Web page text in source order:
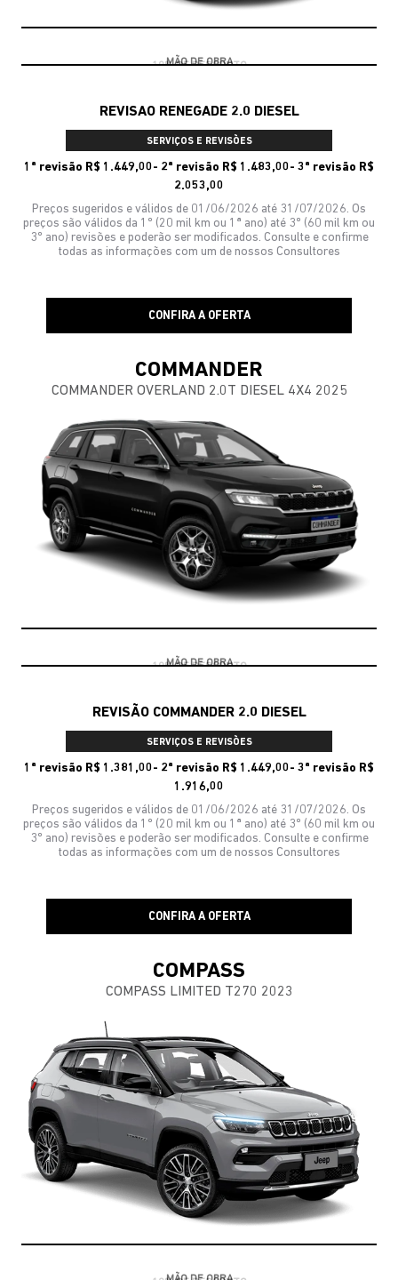
REVISAO RENEGADE 2.0 DIESEL
SERVIÇOS E REVISÕES
1ª revisão R$ 1.449,00- 2ª revisão R$ 1.483,00- 3ª revisão R$
2.053,00
Preços sugeridos e válidos de 01/06/2026 até 31/07/2026. Os
preços são válidos da 1º (20 mil km ou 1ª ano) até 3º (60 mil km ou
3º ano) revisões e poderão ser modificados. Consulte e confirme
todas as informações com um de nossos Consultores
CONFIRA A OFERTA
COMMANDER
COMMANDER OVERLAND 2.0T DIESEL 4X4 2025
REVISÃO COMMANDER 2.0 DIESEL
SERVIÇOS E REVISÕES
1ª revisão R$ 1.381,00- 2ª revisão R$ 1.449,00- 3ª revisão R$
1.916,00
Preços sugeridos e válidos de 01/06/2026 até 31/07/2026. Os
preços são válidos da 1º (20 mil km ou 1ª ano) até 3º (60 mil km ou
3º ano) revisões e poderão ser modificados. Consulte e confirme
todas as informações com um de nossos Consultores
CONFIRA A OFERTA
COMPASS
COMPASS LIMITED T270 2023